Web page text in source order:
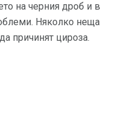
на черния дроб и в
Няколко неща
причинят цироза.